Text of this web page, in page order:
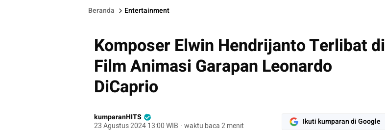
Beranda Entertainment
Komposer Elwin Hendrijanto Terlibat di
Film Animasi Garapan Leonardo
DiCaprio
kumparanHITS
23 Agustus 2024 13:00 WIB · waktu baca 2 menit Ikuti kumparan di Google